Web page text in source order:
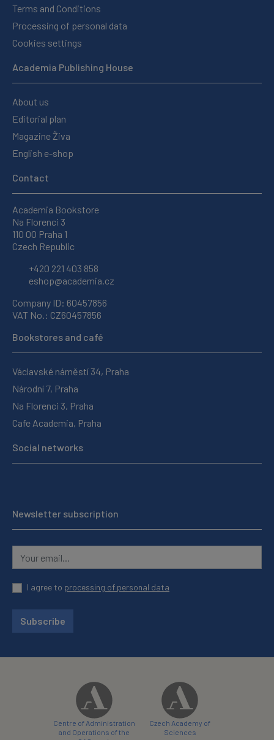
Terms and Conditions
Processing of personal data
Cookies settings
Academia Publishing House
About us
Editorial plan
Magazine Živa
English e-shop
Contact
Academia Bookstore
Na Florenci 3
110 00 Praha 1
Czech Republic
+420 221 403 858
eshop@academia.cz
Company ID: 60457856
VAT No.: CZ60457856
Bookstores and café
Václavské náměstí 34, Praha
Národní 7, Praha
Na Florenci 3, Praha
Cafe Academia, Praha
Social networks
Newsletter subscription
I agree to processing of personal data
Subscribe
Centre of Administration
and Operations of the
Czech Academy of
Sciences